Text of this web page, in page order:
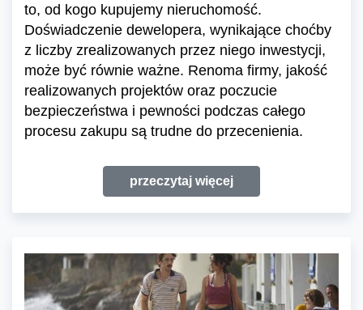
to, od kogo kupujemy nieruchomość.
Doświadczenie dewelopera, wynikające choćby
z liczby zrealizowanych przez niego inwestycji,
może być równie ważne. Renoma firmy, jakość
realizowanych projektów oraz poczucie
bezpieczeństwa i pewności podczas całego
procesu zakupu są trudne do przecenienia.
przeczytaj więcej